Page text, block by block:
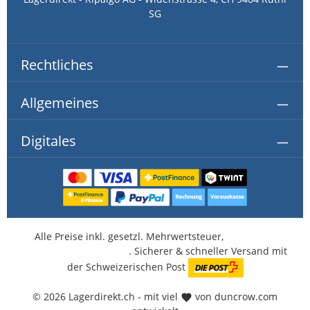
SG
Rechtliches
Allgemeines
Digitales
© 2026 Lagerdirekt.ch - mit viel
von duncrow.com
Alle Preise inkl. gesetzl. Mehrwertsteuer,
. Sicherer & schneller Versand mit
der Schweizerischen Post